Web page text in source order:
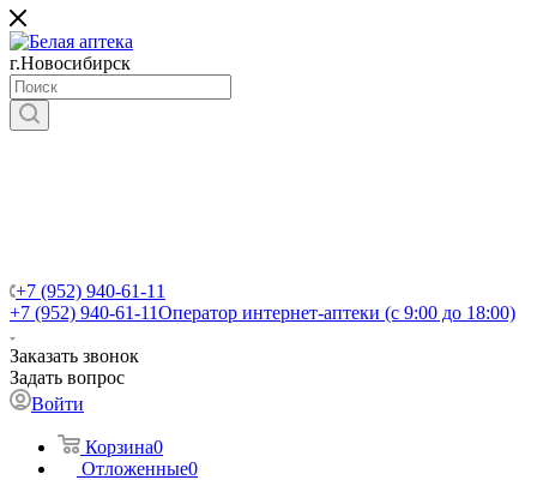
г.Новосибирск
+7 (952) 940-61-11
+7 (952) 940-61-11Оператор интернет-аптеки (с 9:00 до 18:00)
Заказать звонок
Задать вопрос
Войти
Корзина0
Отложенные0